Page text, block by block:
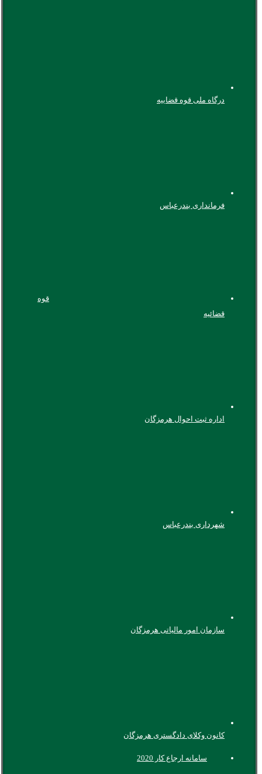
درگاه ملی قوه قضاییه
فرمانداری بندرعباس
قوه
قضائیه
اداره ثبت احوال هرمزگان
شهرداری بندرعباس
سازمان امور مالیاتی هرمزگان
کانون وکلای دادگستری هرمزگان
سامانه ارجاع کار 2020